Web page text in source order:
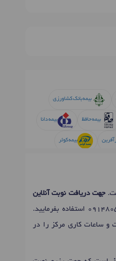
بیمه بانک کشاورزی
بیمه حافظ بیمه دانا
بیمه کوثر
جهت دریافت نوبت آنلاین
استفاده بفرمایید.
ساعات کاری مرکز را در